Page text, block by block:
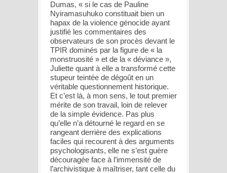
Dumas, « si le cas de Pauline
Nyiramasuhuko constituait bien un
hapax de la violence génocide ayant
justifié les commentaires des
observateurs de son procès devant le
TPIR dominés par la figure de « la
monstruosité » et de la « déviance »,
Juliette quant à elle a transformé cette
stupeur teintée de dégoût en un
véritable questionnement historique.
Et c’est là, à mon sens, le tout premier
mérite de son travail, loin de relever
de la simple évidence. Pas plus
qu’elle n’a détourné le regard en se
rangeant derrière des explications
faciles qui recourent à des arguments
psychologisants, elle ne s’est guère
découragée face à l’immensité de
l’archivistique à maîtriser, tant celle du